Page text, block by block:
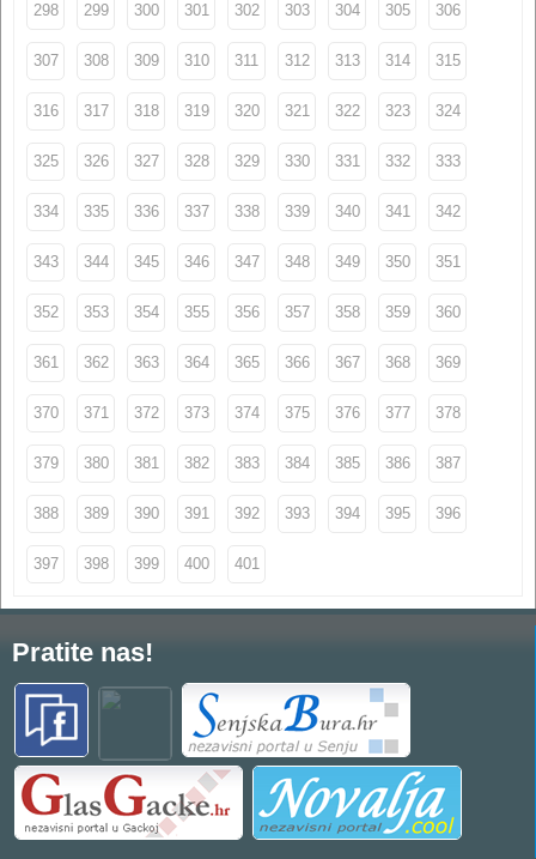
298 299 300 301 302 303 304 305 306
307 308 309 310 311 312 313 314 315
316 317 318 319 320 321 322 323 324
325 326 327 328 329 330 331 332 333
334 335 336 337 338 339 340 341 342
343 344 345 346 347 348 349 350 351
352 353 354 355 356 357 358 359 360
361 362 363 364 365 366 367 368 369
370 371 372 373 374 375 376 377 378
379 380 381 382 383 384 385 386 387
388 389 390 391 392 393 394 395 396
397 398 399 400 401
Pratite nas!